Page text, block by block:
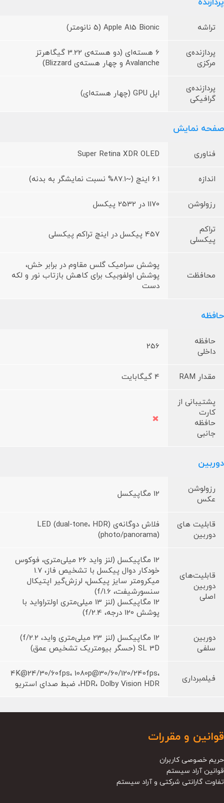
تراشه Apple A15 Bionic (5 نانومتر)
پردازنده‌ی
مرکزی
6 هسته‌ای (دو هسته‌ی 3.22 گیگاهرتز
Avalanche و چهار هسته‌ی Blizzard)
پردازنده‌ی
گرافیکی
اپل GPU (چهار هسته‌ای)
صفحه نمایش
فناوری Super Retina XDR OLED
اندازه 6.1 اینچ (~87.1% نسبت نمایشگر به بدنه)
رزولوشن 1170 در 2532 پیکسل
تراکم
پیکسلی
457 پیکسل در اینچ تراکم پیکسلی
محافظت
پوشش سرامیک گلس مقاوم در برابر خش،
پوشش اولفوبیک برای کاهش بازتاب نور و لکه
دست
حافظه
حافظه
داخلی
256
مقدار RAM 4 گیگابایت
پشتیبانی از
کارت
حافظه
جانبی
دوربین
رزولوشن
عکس
12 مگاپیکسل
قابلیت های
دوربین
فلاش دوگانه‌ی (LED (dual-tone، HDR
(photo/panorama)
قابلیت‌های
دوربین
اصلی
12 مگاپیکسل (لنز واید 26 میلی‌متری، فوکوس
خودکار دوال پیکسل با تشخیص فاز، 1.7
میکرومتر سایز پیکسل، لرزش‌گیر اپتیکال
سنسورشیفت، f/1.6)
12 مگاپیکسل (لنز 13 میلی‌متری اولتراواید با
پوشش 120 درجه، f/2.4)
دوربین
سلفی
12 مگاپیکسل (لنز 23 میلی‌متری واید، f/2.2)
SL 3D (حسگر بیومتریک تشخیص عمق)
فیلمبرداری
4K@24/30/60fps، 1080p@30/60/120/240fps،
HDR، Dolby Vision HDR، ضبط صدای استریو
قوانین و مقررات
حریم خصوصی کاربران
قوانین آراد سیستم
تفاوت گارانتی شرکتی و آراد سیستم